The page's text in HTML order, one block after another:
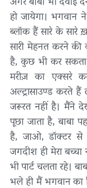
हो जायेगा। भगवान
ब्लॉक हैं सारे के सारे
सारी मेहनत करने की
है, कुछ भी कर सकता
मरीज़ का एक्सरे
अल्ट्रासाउण्ड करते
जरूरत नहीं है। मैंने
पूछा जाता है, बाबा
है, जाओ, डॉक्टर से
जगदीश ही मेरा
भी पार्ट चलता रहे।
भले ही मैं भगवान का